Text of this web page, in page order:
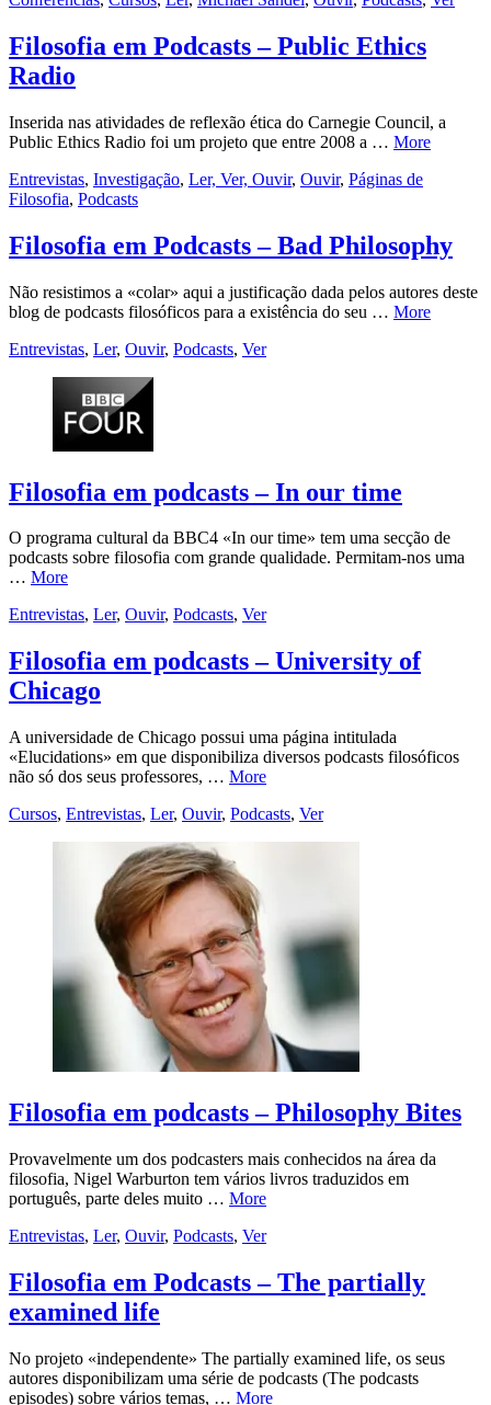
Filosofia em Podcasts – Public Ethics
Radio
Inserida nas atividades de reflexão ética do Carnegie Council, a
Public Ethics Radio foi um projeto que entre 2008 a … More
Entrevistas, Investigação, Ler, Ver, Ouvir, Ouvir, Páginas de
Filosofia, Podcasts
Filosofia em Podcasts – Bad Philosophy
Não resistimos a «colar» aqui a justificação dada pelos autores deste
blog de podcasts filosóficos para a existência do seu … More
Entrevistas, Ler, Ouvir, Podcasts, Ver
Filosofia em podcasts – In our time
O programa cultural da BBC4 «In our time» tem uma secção de
podcasts sobre filosofia com grande qualidade. Permitam-nos uma
… More
Entrevistas, Ler, Ouvir, Podcasts, Ver
Filosofia em podcasts – University of
Chicago
A universidade de Chicago possui uma página intitulada
«Elucidations» em que disponibiliza diversos podcasts filosóficos
não só dos seus professores, … More
Cursos, Entrevistas, Ler, Ouvir, Podcasts, Ver
Filosofia em podcasts – Philosophy Bites
Provavelmente um dos podcasters mais conhecidos na área da
filosofia, Nigel Warburton tem vários livros traduzidos em
português, parte deles muito … More
Entrevistas, Ler, Ouvir, Podcasts, Ver
Filosofia em Podcasts – The partially
examined life
No projeto «independente» The partially examined life, os seus
autores disponibilizam uma série de podcasts (The podcasts
episodes) sobre vários temas, … More